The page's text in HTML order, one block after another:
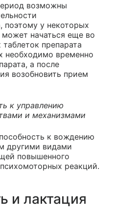
возможны
поэтому у некоторых
начаться еще во
препарата
необходимо временно
а после
возобновить прием
к управлению
и механизмами
к вождению
другими видами
повышенного
реакций.
и лактация